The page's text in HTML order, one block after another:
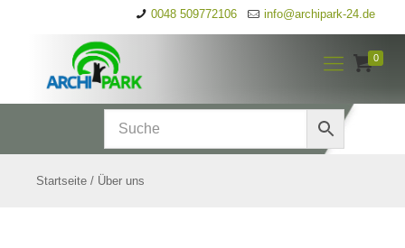
0048 509772106 info@archipark-24.de
0
Startseite / Über uns